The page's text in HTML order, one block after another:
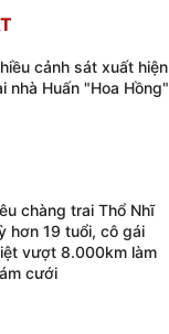
cảnh sát xuất hiện
nhà Huấn "Hoa Hồng"
chàng trai Thổ Nhĩ
hơn 19 tuổi, cô gái
vượt 8.000km làm
cưới